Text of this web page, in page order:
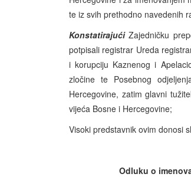
te iz svih prethodno navedenih
KonstatirajućiZajedničku
potpisali registrar Ureda
i korupciju Kaznenog i
zločine te Posebnog
Hercegovine, zatim glavni
vijeća Bosne i Hercegovine;
Visoki predstavnik ovim donosi
Odluku o